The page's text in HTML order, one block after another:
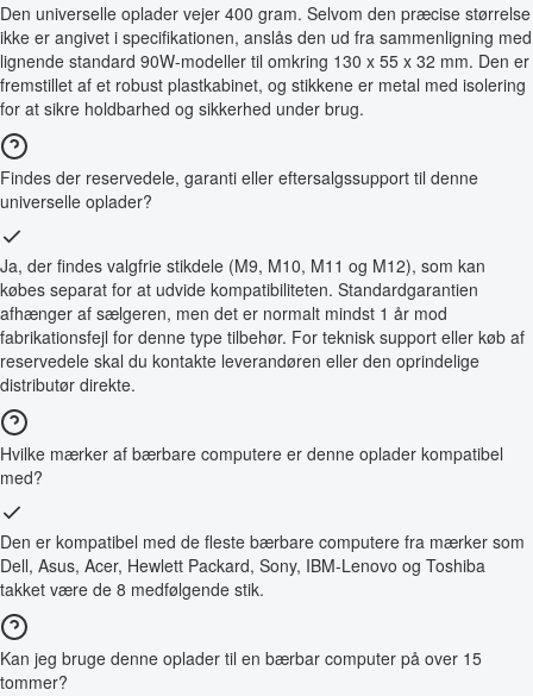
Den universelle oplader vejer 400 gram. Selvom den præcise størrelse
ikke er angivet i specifikationen, anslås den ud fra sammenligning med
lignende standard 90W-modeller til omkring 130 x 55 x 32 mm. Den er
fremstillet af et robust plastkabinet, og stikkene er metal med isolering
for at sikre holdbarhed og sikkerhed under brug.
Findes der reservedele, garanti eller eftersalgssupport til denne
universelle oplader?
Ja, der findes valgfrie stikdele (M9, M10, M11 og M12), som kan
købes separat for at udvide kompatibiliteten. Standardgarantien
afhænger af sælgeren, men det er normalt mindst 1 år mod
fabrikationsfejl for denne type tilbehør. For teknisk support eller køb af
reservedele skal du kontakte leverandøren eller den oprindelige
distributør direkte.
Hvilke mærker af bærbare computere er denne oplader kompatibel
med?
Den er kompatibel med de fleste bærbare computere fra mærker som
Dell, Asus, Acer, Hewlett Packard, Sony, IBM-Lenovo og Toshiba
takket være de 8 medfølgende stik.
Kan jeg bruge denne oplader til en bærbar computer på over 15
tommer?